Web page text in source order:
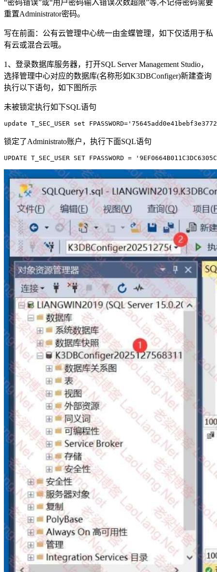
“密码错误”或“用户密码输入错误次数超限”等,不记得密码需要
重置Administrator密码。
写在前面：公有云管理中心统一由金蝶管理，如下仅适用于私
有云或混合云哦。
1、登录数据库服务器，打开SQL Server Management Studio，
选择管理中心对应的数据库(名称形如K3DBConfiger)新建查询
执行以下语句，如下图所示
未被锁定执行如下SQL语句
update T_SEC_USER set
锁定了Administrato账户，执行下面SQL语句